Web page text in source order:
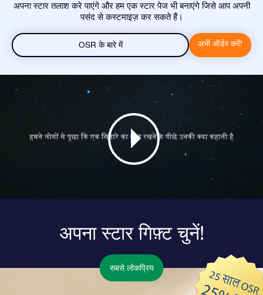
अपना स्टार तलाश करे पाएंगे और हम एक स्टार पेज भी बनाएंगे जिसे आप अपनी
पसंद से कस्टमाइज़ कर सकते हैं।
OSR के बारे में अभी ऑर्डर करें!
अपना स्टार गिफ़्ट चुनें!
सबसे लोकप्रिय